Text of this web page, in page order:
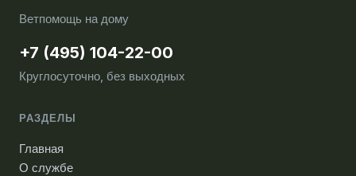
Ветпомощь на дому
+7 (495) 104-22-00
Круглосуточно, без выходных
РАЗДЕЛЫ
Главная
О службе